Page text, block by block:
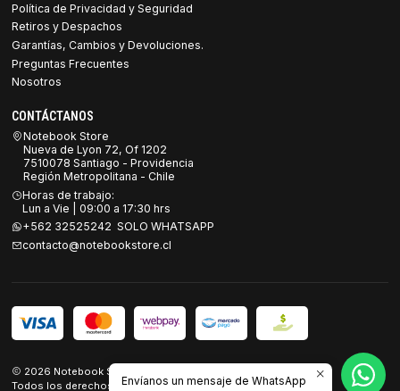
Política de Privacidad y Seguridad
Retiros y Despachos
Garantías, Cambios y Devoluciones.
Preguntas Frecuentes
Nosotros
CONTÁCTANOS
Notebook Store
Nueva de Lyon 72, Of 1202
7510078 Santiago - Providencia
Región Metropolitana - Chile
Horas de trabajo:
Lun a Vie | 09:00 a 17:30 hrs
+562 32525242 SOLO WHATSAPP
contacto@notebookstore.cl
2026 Notebook Store.
Todos los derechos reservados.Desarrollado por Jumpseller
Envíanos un mensaje de WhatsApp